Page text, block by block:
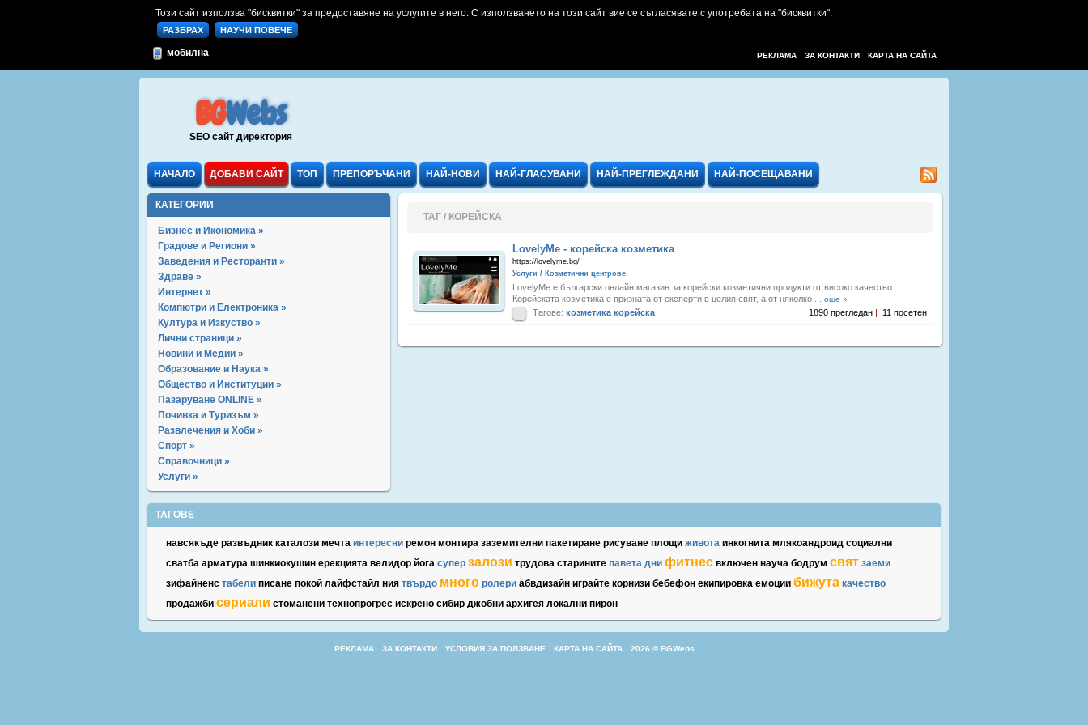
Този сайт използва "бисквитки" за предоставяне на услугите в него. С използването на този сайт вие се съгласявате с употребата на "бисквитки".
РАЗБРАХ НАУЧИ ПОВЕЧЕ
мобилна КАРТА НА САЙТА
ЗА КОНТАКТИ
РЕКЛАМА
BGWebs
SEO сайт директория
НАЧАЛО ДОБАВИ САЙТ ТОП ПРЕПОРЪЧАНИ НАЙ-НОВИ НАЙ-ГЛАСУВАНИ НАЙ-ПРЕГЛЕЖДАНИ НАЙ-ПОСЕЩАВАНИ
КАТЕГОРИИ
Бизнес и Икономика »
Градове и Региони »
Заведения и Ресторанти »
Здраве »
Интернет »
Компютри и Електроника »
Култура и Изкуство »
Лични страници »
Новини и Медии »
Образование и Наука »
Общество и Институции »
Пазаруване ONLINE »
Почивка и Туризъм »
Развлечения и Хоби »
Спорт »
Справочници »
Услуги »
ТАГ / КОРЕЙСКА
LovelyMe - корейска козметика
https://lovelyme.bg/
Услуги / Козметични центрове
LovelyMe е български онлайн магазин за корейски козметични продукти от високо качество.
Корейската козметика е призната от експерти в целия свят, а от няколко ... още »
Тагове: козметика корейска 1890 прегледан | 11 посетен
ТАГОВЕ
навсякъде развъдник каталози мечта интересни ремон монтира заземителни пакетиране рисуване площи живота инкогнита млякоандроид социални
сватба арматура шинкиокушин ерекцията велидор йога супер залози трудова старините павета дни фитнес включен науча бодрум свят заеми
зифайненс табели писане покой лайфстайл ния твърдо много ролери абвдизайн играйте корнизи бебефон екипировка емоции бижута качество
продажби сериали стоманени технопрогрес искрено сибир джобни архигея локални пирон
РЕКЛАМА ЗА КОНТАКТИ УСЛОВИЯ ЗА ПОЛЗВАНЕ КАРТА НА САЙТА 2026 © BGWebs